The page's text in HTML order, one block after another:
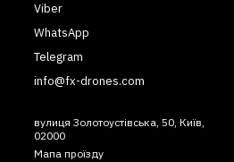
Viber
WhatsApp
Telegram
info@fx-drones.com
вулиця Золотоустівська, 50, Київ,
02000
Мапа проїзду